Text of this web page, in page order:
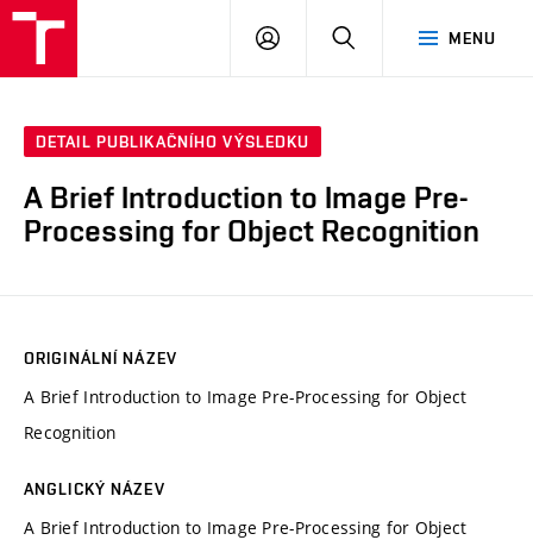
MENU
PŘIHLÁSIT
DETAIL PUBLIKAČNÍHO VÝSLEDKU
A Brief Introduction to Image Pre-
Processing for Object Recognition
ORIGINÁLNÍ NÁZEV
A Brief Introduction to Image Pre-Processing for Object
Recognition
ANGLICKÝ NÁZEV
A Brief Introduction to Image Pre-Processing for Object